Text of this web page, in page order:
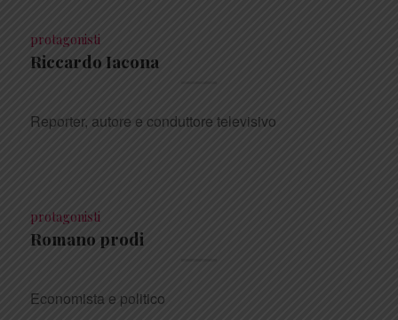
protagonisti
Riccardo Iacona
Reporter, autore e conduttore televisivo
protagonisti
Romano prodi
Economista e politico